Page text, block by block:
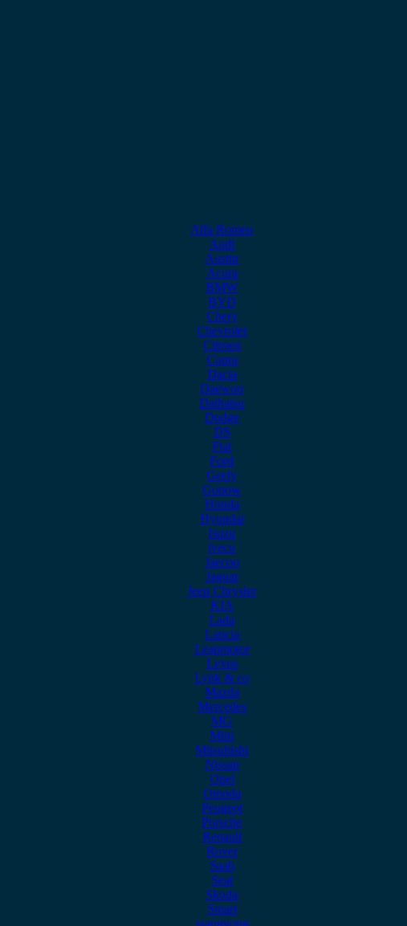
Alfa Romeo
Audi
Austin
Acura
BMW
BYD
Chery
Chevrolet
Citroen
Cupra
Dacia
Daewoo
Daihatsu
Dodge
DS
Fiat
Ford
Geely
Gonow
Honda
Hyundai
Isuzu
iveco
Jaecoo
Jaguar
Jeep Chrysler
KIA
Lada
Lancia
Leapmotor
Lexus
Lynk & co
Mazda
Mercedes
MG
Mini
Mitsubishi
Nissan
Opel
Omoda
Peugeot
Porsche
Renault
Rover
Saab
Seat
Skoda
Smart
ssangyong